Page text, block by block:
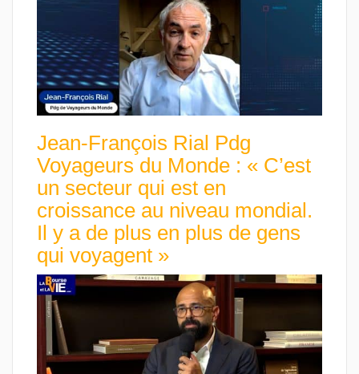
Jean-François Rial Pdg
Voyageurs du Monde : « C’est
un secteur qui est en
croissance au niveau mondial.
Il y a de plus en plus de gens
qui voyagent »